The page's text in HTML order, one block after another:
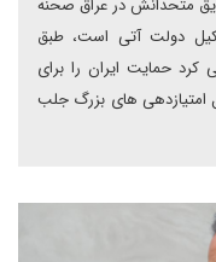
متحدانش در عراق صحنه
دولت آتی است، طبق
کرد حمایت ایران را برای
های بزرگ جلب